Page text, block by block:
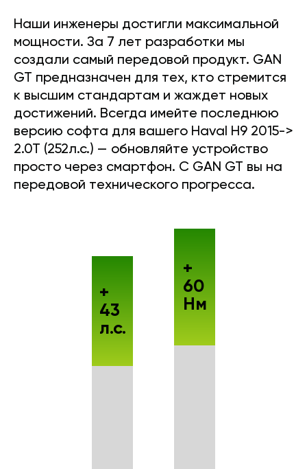
Наши инженеры достигли максимальной
мощности. За 7 лет разработки мы
создали самый передовой продукт. GAN
GT предназначен для тех, кто стремится
к высшим стандартам и жаждет новых
достижений. Всегда имейте последнюю
версию софта для вашего Haval H9 2015->
2.0T (252л.с.) — обновляйте устройство
просто через смартфон. С GAN GT вы на
передовой технического прогресса.
+
43
л.с.
+
60
Нм